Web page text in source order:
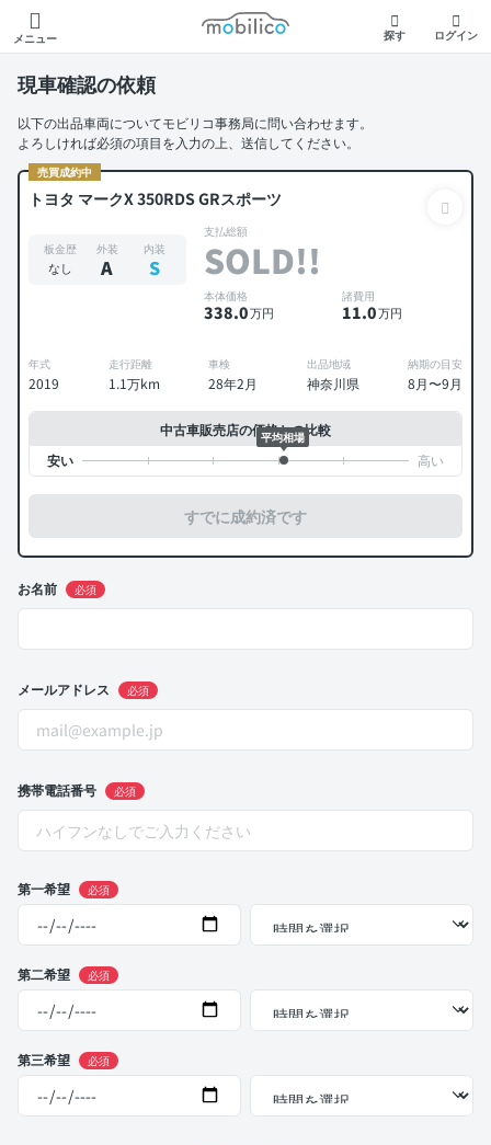
メニュー
モビリコ
探す ログイン
現車確認の依頼
以下の出品車両についてモビリコ事務局に問い合わせます。
よろしければ必須の項目を入力の上、送信してください。
売買成約中
トヨタ マークX 350RDS GRスポーツ
板金歴
なし
外装
A
内装
S
支払総額
SOLD!!
本体価格
338.0万円
諸費用
11.0万円
年式
2019
走行距離
1.1万km
車検
28年2月
出品地域
神奈川県
納期の目安
8月〜9月
中古車販売店の価格との比較
平均相場
すでに成約済です
お名前 必須
メールアドレス 必須
携帯電話番号 必須
第一希望 必須
第二希望 必須
第三希望 必須